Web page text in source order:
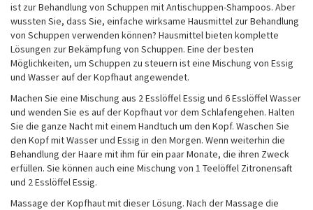
ist zur Behandlung von Schuppen mit Antischuppen-Shampoos. Aber
wussten Sie, dass Sie, einfache wirksame Hausmittel zur Behandlung
von Schuppen verwenden können? Hausmittel bieten komplette
Lösungen zur Bekämpfung von Schuppen. Eine der besten
Möglichkeiten, um Schuppen zu steuern ist eine Mischung von Essig
und Wasser auf der Kopfhaut angewendet.
Machen Sie eine Mischung aus 2 Esslöffel Essig und 6 Esslöffel Wasser
und wenden Sie es auf der Kopfhaut vor dem Schlafengehen. Halten
Sie die ganze Nacht mit einem Handtuch um den Kopf. Waschen Sie
den Kopf mit Wasser und Essig in den Morgen. Wenn weiterhin die
Behandlung der Haare mit ihm für ein paar Monate, die ihren Zweck
erfüllen. Sie können auch eine Mischung von 1 Teelöffel Zitronensaft
und 2 Esslöffel Essig.
Massage der Kopfhaut mit dieser Lösung. Nach der Massage die